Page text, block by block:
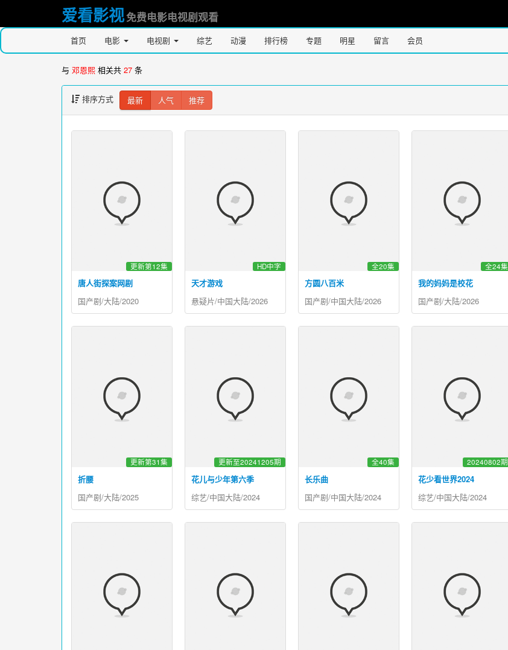
爱看影视免费电影电视剧观看
首页 电影 电视剧 综艺 动漫 排行榜 专题 明星 留言 会员
与 邓恩熙 相关共 27 条
排序方式 最新 人气 推荐
唐人街探案网剧
更新第12集
国产剧/大陆/2020
天才游戏
HD中字
悬疑片/中国大陆/2026
方圆八百米
全20集
国产剧/中国大陆/2026
我的妈妈是校花
全24集
国产剧/大陆/2026
折腰
更新第31集
国产剧/大陆/2025
花儿与少年第六季
更新至20241205期
综艺/中国大陆/2024
长乐曲
全40集
国产剧/中国大陆/2024
花少看世界2024
20240802期
综艺/中国大陆/2024